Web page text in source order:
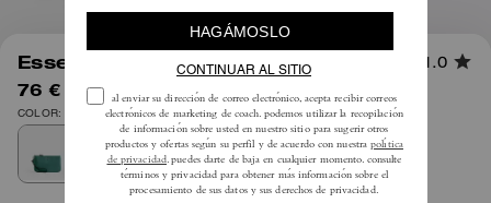
Essential Pequeño Wristlet 1.0
76 € 95 €
COLOR: Lh/Hiedra